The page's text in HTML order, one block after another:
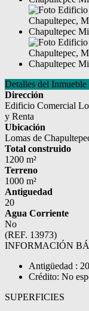
Detalles del Inmueble
Dirección
Edificio Comercial
y Renta
Ubicación
Lomas de
Total construido
1200 m²
Terreno
1000 m²
Antiguedad
20
Agua Corriente
No
(REF. 13973)
INFORMACIÓN
Antigüedad :
Crédito: No
SUPERFICIES